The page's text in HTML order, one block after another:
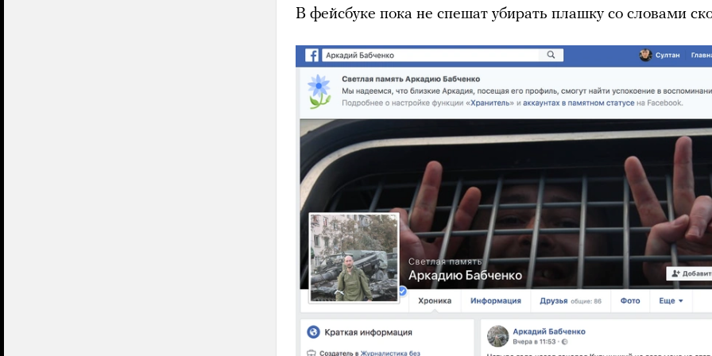
В фейсбуке пока не спешат убирать плашку со словами